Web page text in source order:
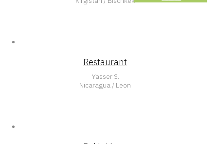
Restaurant
Yasser S.
Nicaragua / Leon